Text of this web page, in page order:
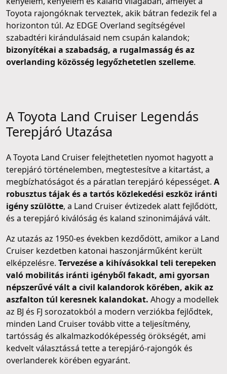
Toyota rajongóknak terveztek, akik bátran fedezik fel a
horizonton túl. Az EDGE Overland segítségével
szabadtéri kirándulásaid nem csupán kalandok;
bizonyítékai a szabadság, a rugalmasság és az
overlanding közösség legyőzhetetlen szelleme.
A Toyota Land Cruiser Legendás
Terepjáró Utazása
A Toyota Land Cruiser felejthetetlen nyomot hagyott a
terepjáró történelemben, megtestesítve a kitartást, a
megbízhatóságot és a páratlan terepjáró képességet. A
robusztus tájak és a tartós közlekedési eszköz iránti
igény szülötte, a Land Cruiser évtizedek alatt fejlődött,
és a terepjáró kiválóság és kaland szinonimájává vált.
Az utazás az 1950-es években kezdődött, amikor a Land
Cruiser kezdetben katonai haszonjárműként került
elképzelésre. Tervezése a kihívásokkal teli terepeken
való mobilitás iránti igényből fakadt, ami gyorsan
népszerűvé vált a civil kalandorok körében, akik az
aszfalton túl keresnek kalandokat. Ahogy a modellek
az BJ és FJ sorozatokból a modern verziókba fejlődtek,
minden Land Cruiser tovább vitte a teljesítmény,
tartósság és alkalmazkodóképesség örökségét, ami
kedvelt választássá tette a terepjáró-rajongók és
overlanderek körében egyaránt.